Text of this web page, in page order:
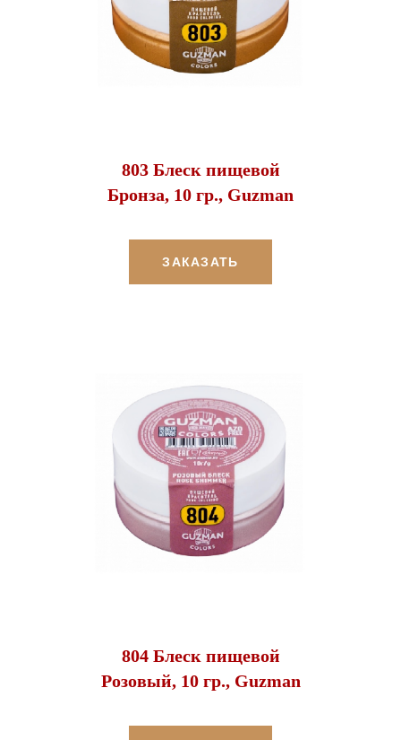
803 Блеск пищевой
Бронза, 10 гр., Guzman
ЗАКАЗАТЬ
804 Блеск пищевой
Розовый, 10 гр., Guzman